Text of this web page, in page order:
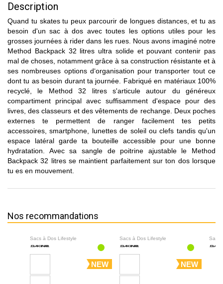
Description
Quand tu skates tu peux parcourir de longues distances, et tu as
besoin d'un sac à dos avec toutes les options utiles pour les
grosses journées à rider dans les rues. Nous avons imaginé notre
Method Backpack 32 litres ultra solide et pouvant contenir pas
mal de choses, notamment grâce à sa construction résistante et à
ses nombreuses options d‘organisation pour transporter tout ce
dont tu as besoin durant ta journée. Fabriqué en matériaux 100%
recyclé, le Method 32 litres s'articule autour du généreux
compartiment principal avec suffisamment d'espace pour des
livres, des classeurs et des vêtements de rechange. Deux poches
externes te permettent de ranger facilement tes petits
accessoires, smartphone, lunettes de soleil ou clefs tandis qu'un
espace latéral garde ta bouteille accessible pour une bonne
hydratation. Avec sa sangle de poitrine ajustable le Method
Backpack 32 litres se maintient parfaitement sur ton dos lorsque
tu es en mouvement.
Nos recommandations
Sacs à Dos Lifestyle
NEW
Sacs à Dos Lifestyle
NEW
Sacs